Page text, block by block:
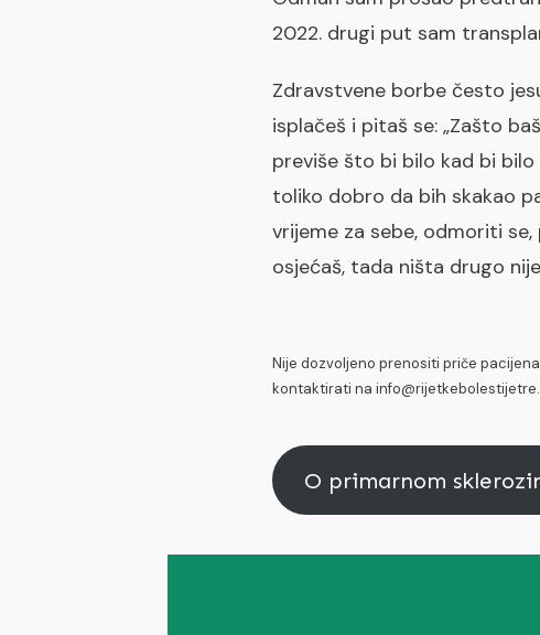
2022. drugi put sam
Zdravstvene borbe često
isplačeš i pitaš se: „Zašto
previše što bi bilo kad bi bilo
toliko dobro da bih skakao
vrijeme za sebe, odmoriti
osjećaš, tada ništa drugo
Nije dozvoljeno prenositi priče
kontaktirati na
O primarnom